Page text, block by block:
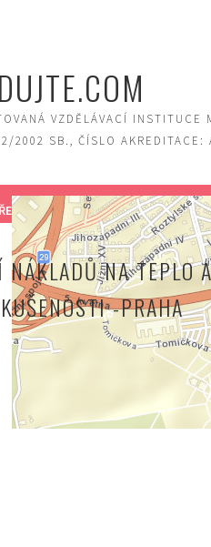
VZDĚLÁVACÍ INSTITUCE
2002 SB., ČÍSLO
KURZY ŠKOLENÍ
NÁKLADŮ NA TEPLO
-PRAHA